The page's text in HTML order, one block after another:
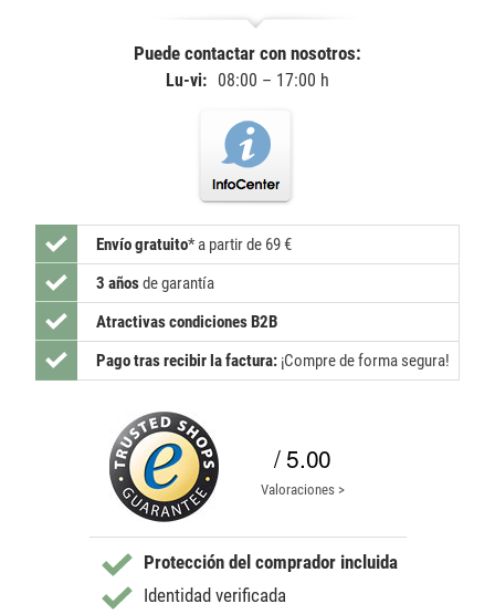
Puede contactar con nosotros:
Lu-vi: 08:00 – 17:00 h
Envío gratuito* a partir de 69 €
3 añosde garantía
Atractivas condiciones B2B
Pago tras recibir la factura: ¡Compre de forma segura!
/ 5.00
Valoraciones >
Protección del comprador incluida
Identidad verificada